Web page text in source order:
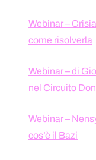
Webinar –
come risolverla
Webinar – di
nel Circuito
Webinar –
cos’è il Bazi